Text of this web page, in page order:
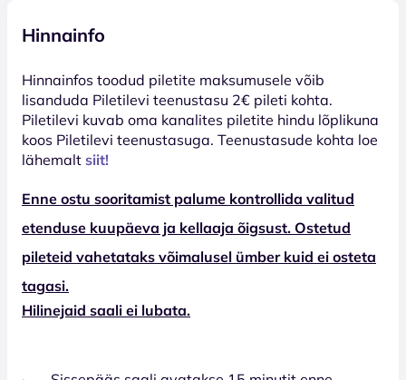
Hinnainfo
Hinnainfos toodud piletite maksumusele võib
lisanduda Piletilevi teenustasu 2€ pileti kohta.
Piletilevi kuvab oma kanalites piletite hindu lõplikuna
koos Piletilevi teenustasuga. Teenustasude kohta loe
lähemalt siit!
Enne ostu sooritamist palume kontrollida valitud
etenduse kuupäeva ja kellaaja õigsust. Ostetud
pileteid vahetataks võimalusel ümber kuid ei osteta
tagasi.
Hilinejaid saali ei lubata.